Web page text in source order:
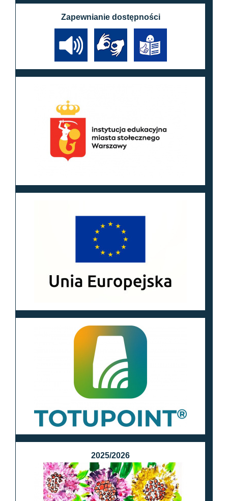
Zapewnianie dostępności
2025/2026